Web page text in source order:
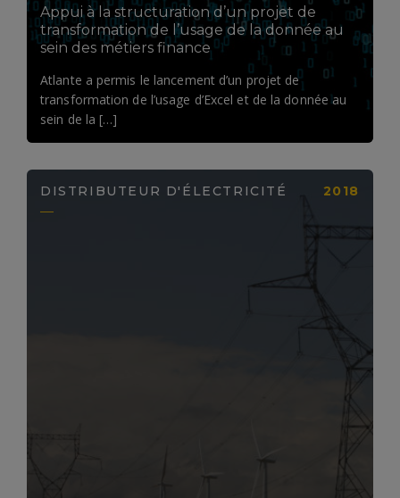
Appui à la structuration d’un projet de
transformation de l’usage de la donnée au
sein des métiers finance
Atlante a permis le lancement d’un projet de
transformation de l’usage d’Excel et de la donnée au
sein de la […]
DISTRIBUTEUR D'ÉLECTRICITÉ 2018